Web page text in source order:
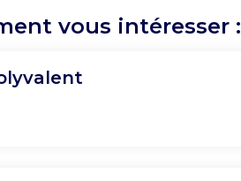
vous intéresser :